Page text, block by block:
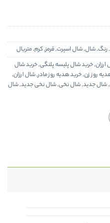
,رنگ,شال,شال اسپرت,قرمز,کرم,متریال
,خرید شال پلیسه پلنگی,خرید شال
روز زن,خرید هدیه روز مادر,شال ارزان,
,شال جدید,شال نخی,شال نخی جدید,شال